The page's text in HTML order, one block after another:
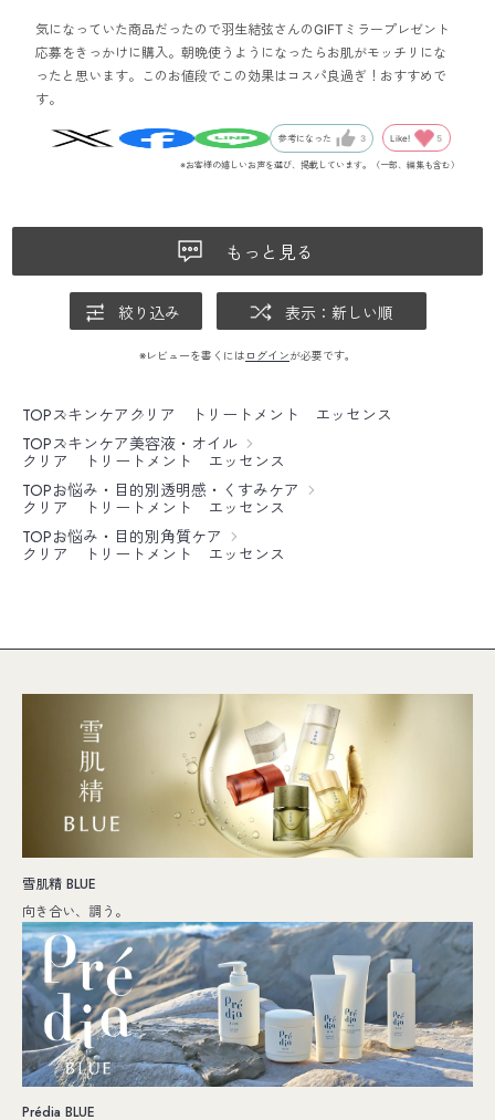
気になっていた商品だったので羽生結弦さんのGIFTミラープレゼント
応募をきっかけに購入。朝晩使うようになったらお肌がモッチリにな
ったと思います。このお値段でこの効果はコスパ良過ぎ！おすすめで
す。
参考になった 3 Like! 5
※お客様の嬉しいお声を選び、掲載しています。（一部、編集も含む）
もっと見る
絞り込み 表示：新しい順
※レビューを書くには ログインが必要です。
TOPスキンケア クリア トリートメント エッセンス
TOPスキンケア美容液・オイル
クリア トリートメント エッセンス
TOPお悩み・目的別透明感・くすみケア
クリア トリートメント エッセンス
TOPお悩み・目的別角質ケア
クリア トリートメント エッセンス
雪肌精 BLUE
向き合い、調う。
Prédia BLUE